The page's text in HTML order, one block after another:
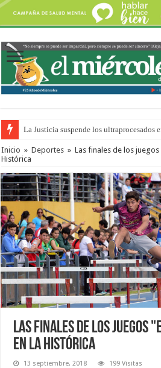
La Justicia suspende los ultraprocesados
Se presentará la obra “La Runfla de los
Inicio » Deportes » Las finales de los juegos
Histórica
Las finales de los juegos
en La Histórica
13 septiembre, 2018 199 Visitas